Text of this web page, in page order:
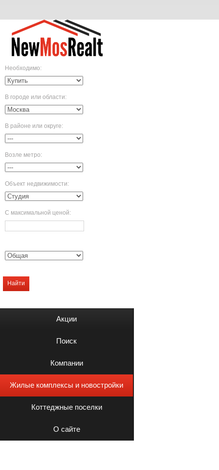
Необходимо:
В городе или области:
В районе или округе:
Возле метро:
Объект недвижимости:
С максимальной ценой:
Найти
Акции
Поиск
Компании
Жилые комплексы и новостройки
Коттеджные поселки
О сайте